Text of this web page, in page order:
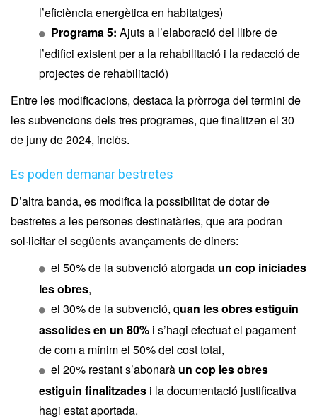
l’eficiència energètica en habitatges)
Programa 5: Ajuts a l’elaboració del llibre de
l’edifici existent per a la rehabilitació i la redacció de
projectes de rehabilitació)
Entre les modificacions, destaca la pròrroga del termini de
les subvencions dels tres programes, que finalitzen el 30
de juny de 2024, inclòs.
Es poden demanar bestretes
D’altra banda, es modifica la possibilitat de dotar de
bestretes a les persones destinatàries, que ara podran
sol·licitar el següents avançaments de diners:
el 50% de la subvenció atorgada un cop iniciades
les obres,
el 30% de la subvenció, quan les obres estiguin
assolides en un 80% i s’hagi efectuat el pagament
de com a mínim el 50% del cost total,
el 20% restant s’abonarà un cop les obres
estiguin finalitzades i la documentació justificativa
hagi estat aportada.